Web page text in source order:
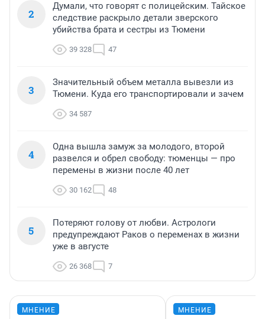
2
Думали, что говорят с полицейским. Тайское
следствие раскрыло детали зверского
убийства брата и сестры из Тюмени
39 328 47
3
Значительный объем металла вывезли из
Тюмени. Куда его транспортировали и зачем
34 587
4
Одна вышла замуж за молодого, второй
развелся и обрел свободу: тюменцы — про
перемены в жизни после 40 лет
30 162 48
5
Потеряют голову от любви. Астрологи
предупреждают Раков о переменах в жизни
уже в августе
26 368 7
МНЕНИЕ МНЕНИЕ